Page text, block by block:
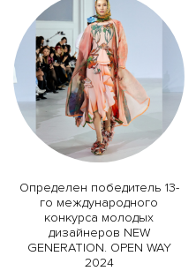
Определен победитель 13-
го международного
конкурса молодых
дизайнеров NEW
GENERATION. OPEN WAY
2024